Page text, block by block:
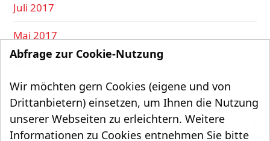
Juli 2017
Mai 2017
März 2017
vorheriger
Mehr
Sicherheit
Nächster
Gemeindefinanzen:
schlechte Aussichten für
Abfrage zur Cookie-Nutzung
Wir möchten gern Cookies (eigene und von
Drittanbietern) einsetzen, um Ihnen die Nutzung
unserer Webseiten zu erleichtern. Weitere
Informationen zu Cookies entnehmen Sie bitte